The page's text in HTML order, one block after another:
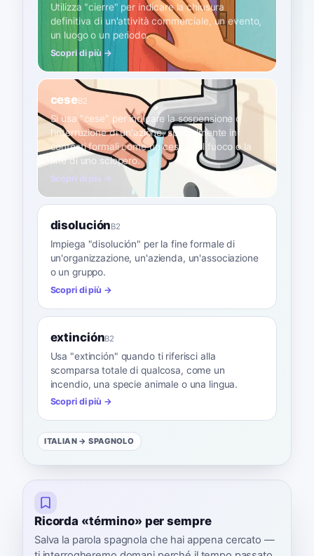
Utilizza "cierre" per indicare la chiusura
definitiva di un'attività commerciale, un evento,
un luogo o un periodo.
Scopri di più →
ceseB2
Si usa "cese" per indicare la sospensione o
l'interruzione di un'azione, specialmente in
contesti formali come un cessate il fuoco o la
fine di uno sciopero.
Scopri di più →
disoluciónB2
Impiega "disolución" per la fine formale di
un'organizzazione, un'azienda, un'associazione
o un gruppo.
Scopri di più →
extinciónB2
Usa "extinción" quando ti riferisci alla
scomparsa totale di qualcosa, come un
incendio, una specie animale o una lingua.
Scopri di più →
ITALIAN → SPAGNOLO
Ricorda «término» per sempre
Salva la parola spagnola che hai appena cercato —